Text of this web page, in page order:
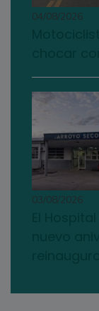
04/08/2026
03/08/2026